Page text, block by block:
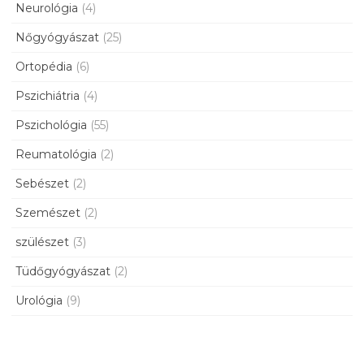
Neurológia (4)
Nőgyógyászat (25)
Ortopédia (6)
Pszichiátria (4)
Pszichológia (55)
Reumatológia (2)
Sebészet (2)
Szemészet (2)
szülészet (3)
Tüdőgyógyászat (2)
Urológia (9)